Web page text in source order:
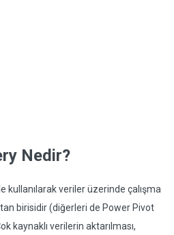
Nedir?
kullanılarak veriler üzerinde çalışma
birisidir (diğerleri de Power Pivot
kaynaklı verilerin aktarılması,